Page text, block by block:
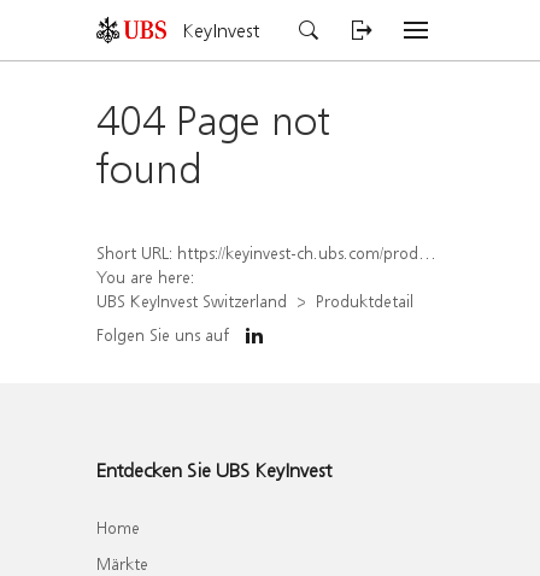
KeyInvest
404 Page not
found
Short URL: https://keyinvest-ch.ubs.com/produkt/detail/index/isin/CH1584633924
You are here:
UBS KeyInvest Switzerland
Produktdetail
Folgen Sie uns auf
Entdecken Sie UBS KeyInvest
Home
Märkte